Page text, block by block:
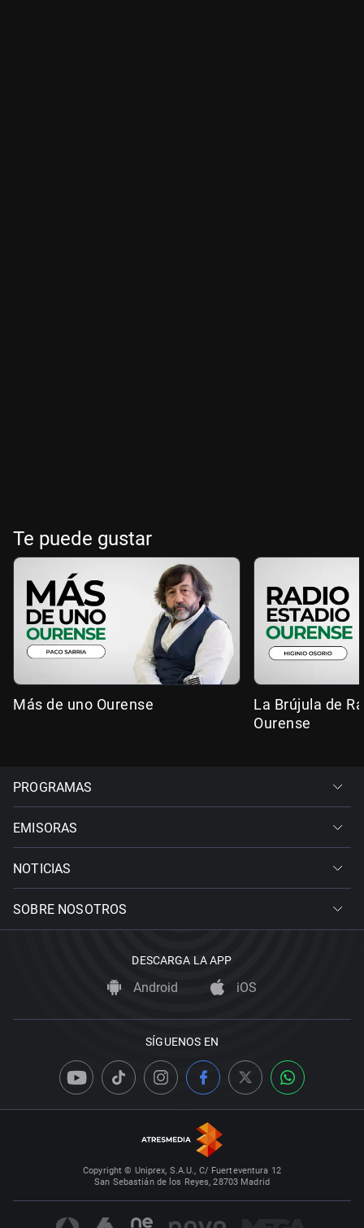
Te puede gustar
Más de uno Ourense
La Brújula de
Ourense
PROGRAMAS
EMISORAS
NOTICIAS
SOBRE NOSOTROS
DESCARGA LA APP
Android iOS
SÍGUENOS EN
Copyright © Uniprex, S.A.U., C/ Fuerteventura 12
San Sebastián de los Reyes, 28703 Madrid